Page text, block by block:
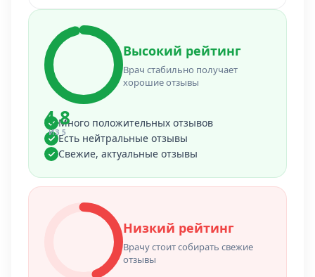
4.8
ИЗ 5
Высокий рейтинг
Врач стабильно получает
хорошие отзывы
Много положительных отзывов
Есть нейтральные отзывы
Свежие, актуальные отзывы
Низкий рейтинг
Врачу стоит собирать свежие
отзывы